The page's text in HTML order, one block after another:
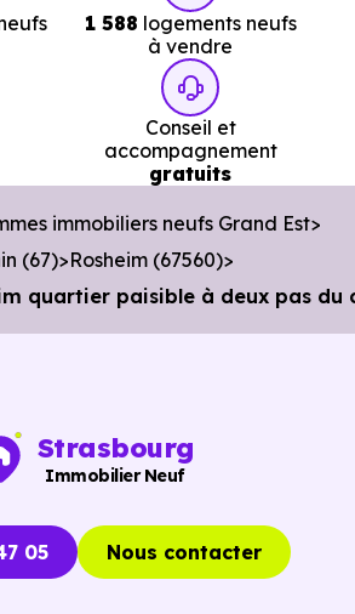
1 588 logements neufs
à vendre
Conseil et
accompagnement
gratuits
immobiliers neufs Grand Est
(67) Rosheim (67560)
quartier paisible à deux pas
Strasbourg
Immobilier Neuf
05 Nous contacter